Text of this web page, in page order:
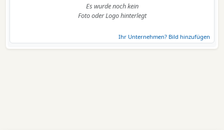
Es wurde noch kein
Foto oder Logo hinterlegt
Ihr Unternehmen? Bild hinzufügen